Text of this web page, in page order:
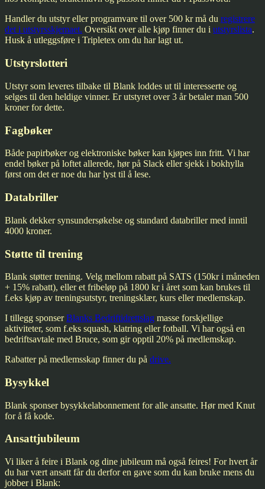
Handler du utstyr eller programvare til over 500 kr må du registrere
det i utstyrsskjemaet. Oversikt over alle kjøp finner du i utstyrslista.
Husk å utleggsføre i Tripletex om du har lagt ut.
Utstyrslotteri
Utstyr som leveres tilbake til Blank loddes ut til interesserte og
selges til den heldige vinner. Er utstyret over 3 år betaler man 500
kroner for dette.
Fagbøker
Både papirbøker og elektroniske bøker kan kjøpes inn fritt. Vi har
endel bøker på loftet allerede, hør på Slack eller sjekk i bokhylla
først om det er noe du har lyst til å lese.
Databriller
Blank dekker synsundersøkelse og standard databriller med inntil
4000 kroner.
Støtte til trening
Blank støtter trening. Velg mellom rabatt på SATS (150kr i måneden
+ 15% rabatt), eller et fribeløp på 1800 kr i året som kan brukes til
f.eks kjøp av treningsutstyr, treningsklær, kurs eller medlemskap.
I tillegg sponserBlanks Bedriftidrettslag masse forskjellige
aktiviteter, som f.eks squash, klatring eller fotball. Vi har også en
bedriftsavtale med Bruce, som gir opptil 20% på medlemskap.
Rabatter på medlemsskap finner du på drive.
Bysykkel
Blank sponser bysykkelabonnement for alle ansatte. Hør med Knut
for å få kode.
Ansattjubileum
Vi liker å feire i Blank og dine jubileum må også feires! For hvert år
du har vært ansatt får du derfor en gave som du kan bruke mens du
jobber i Blank: